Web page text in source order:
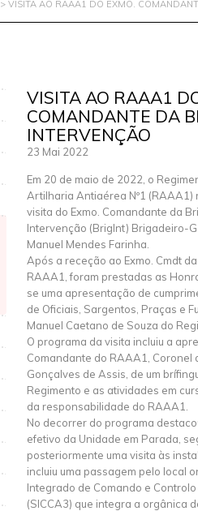
> VISITA AO RAAA1 DO EXMO.
VISITA AO RAAA1
COMANDANTE DA
INTERVENÇÃO
23 Mai 2022
Em 20 de maio de 2022, o
Artilharia Antiaérea Nº1 (RAAA1)
visita do Exmo. Comandante da
Intervenção (BrigInt) Brigadeiro-
Manuel Mendes Farinha.
Após a receção ao Exmo. Cmdt
RAAA1, foram prestadas as
se uma apresentação de
de Oficiais, Sargentos, Praças e
Manuel Caetano de Souza do
O programa da visita incluiu a
Comandante do RAAA1,
Gonçalves de Assis, de um
Regimento e as atividades em
da responsabilidade do RAAA1.
No decorrer do programa
efetivo da Unidade em Parada,
posteriormente uma visita às
incluiu uma passagem pelo local
Integrado de Comando e
(SICCA3) que integra a orgânica